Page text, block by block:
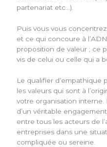
partenariat etc…).
Puis vous vous
et ce qui concoure à
proposition de valeur ; ce
vis de celui ou celle qui a
Le qualifier
les valeurs qui sont à
votre organisation interne.
d’un véritable
entre tous les acteurs de
entreprises dans une
compliquée ou sereine.